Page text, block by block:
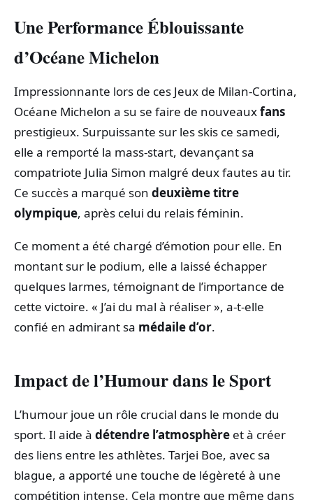
Une Performance Éblouissante
d’Océane Michelon
Impressionnante lors de ces Jeux de Milan-Cortina,
Océane Michelon a su se faire de nouveauxfans
prestigieux. Surpuissante sur les skis ce samedi,
elle a remporté la mass-start, devançant sa
compatriote Julia Simon malgré deux fautes au tir.
Ce succès a marqué son deuxième titre
olympique, après celui du relais féminin.
Ce moment a été chargé d’émotion pour elle. En
montant sur le podium, elle a laissé échapper
quelques larmes, témoignant de l’importance de
cette victoire. « J’ai du mal à réaliser », a-t-elle
confié en admirant sa médaile d’or.
Impact de l’Humour dans le Sport
L’humour joue un rôle crucial dans le monde du
sport. Il aide à détendre l’atmosphère et à créer
des liens entre les athlètes. Tarjei Boe, avec sa
blague, a apporté une touche de légèreté à une
compétition intense. Cela montre que même dans